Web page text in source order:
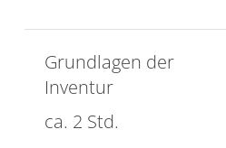
Grundlagen der
Inventur
ca. 2 Std.